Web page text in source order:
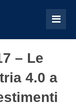
– Le
4.0 a